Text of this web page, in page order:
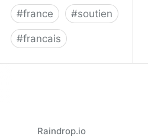
#france #soutien
#francais
Raindrop.io